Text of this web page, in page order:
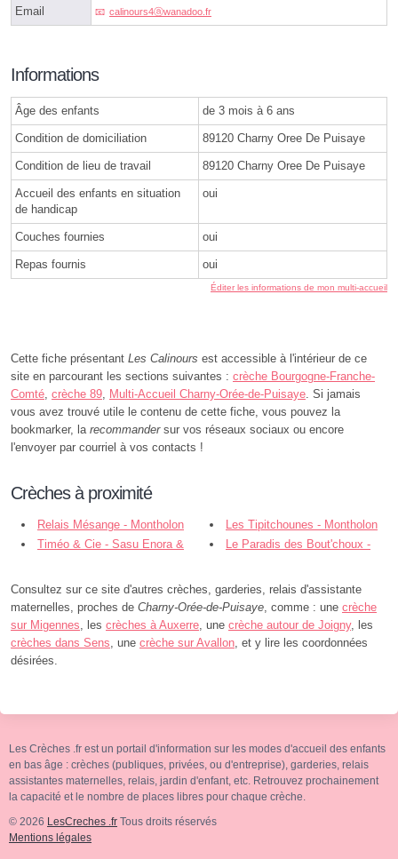
Email calinours4ⓐwanadoo.fr
Informations
Âge des enfants de 3 mois à 6 ans
Condition de domiciliation 89120 Charny Oree De Puisaye
Condition de lieu de travail 89120 Charny Oree De Puisaye
Accueil des enfants en situation
de handicap
oui
Couches fournies oui
Repas fournis oui
Éditer les informations de mon multi-accueil
Cette fiche présentant Les Calinours est accessible à l'intérieur de ce
site en parcourant les sections suivantes : crèche Bourgogne-Franche-
Comté, crèche 89, Multi-Accueil Charny-Orée-de-Puisaye. Si jamais
vous avez trouvé utile le contenu de cette fiche, vous pouvez la
bookmarker, la recommandersur vos réseaux sociaux ou encore
l'envoyer par courriel à vos contacts !
Crèches à proximité
Relais Mésange - Montholon
Les Tipitchounes - Montholon
Timéo & Cie - Sasu Enora &
Le Paradis des Bout'choux -
Consultez sur ce site d'autres crèches, garderies, relais d'assistante
maternelles, proches de Charny-Orée-de-Puisaye, comme : une crèche
sur Migennes, les crèches à Auxerre, une crèche autour de Joigny, les
crèches dans Sens, une crèche sur Avallon, et y lire les coordonnées
désirées.
Les Crèches .fr est un portail d'information sur les modes d'accueil des enfants
en bas âge : crèches (publiques, privées, ou d'entreprise), garderies, relais
assistantes maternelles, relais, jardin d'enfant, etc. Retrouvez prochainement
la capacité et le nombre de places libres pour chaque crèche.
© 2026 LesCreches .fr Tous droits réservés
Mentions légales